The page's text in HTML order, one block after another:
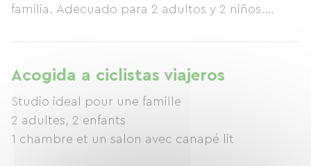
familia. Adecuado para 2 adultos y 2 niños.
con un sofá cama nuevo (140x200 cm) con un
colchón de 21 cm y un dormitorio contiguo con
una cama de matrimonio. Cuarto de baño con
ducha y lavadora (gel de ducha, ropa de cama y
toallas incluidas) + tendedero. Frigorífico, horno,
Acogida a ciclistas viajeros
Studio ideal pour une famille
2 adultes, 2 enfants
1 chambre et un salon avec canapé lit